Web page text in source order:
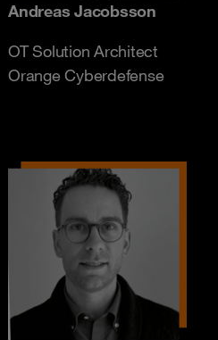
Andreas Jacobsson
OT Solution Architect
​​​​​​​Orange Cyberdefense